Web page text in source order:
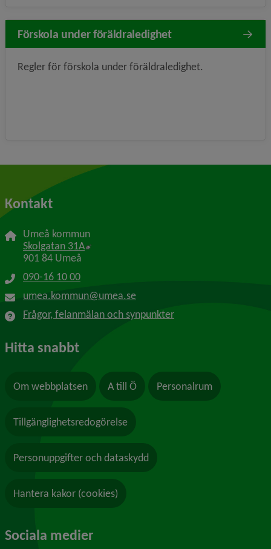
Förskola under föräldraledighet
Regler för förskola under föräldraledighet.
Kontakt
Umeå kommun
Skolgatan 31A Länk till annan webbplats, öppnas i nytt
901 84 Umeå
090-16 10 00
umea.kommun@umea.se
Frågor, felanmälan och synpunkter
Hitta snabbt
Om webbplatsen A till Ö Personalrum
Tillgänglighetsredogörelse
Personuppgifter och dataskydd
Hantera kakor (cookies)
Sociala medier